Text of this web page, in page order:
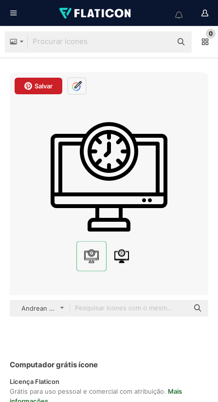
0
Salvar
Andrean Prabowo Detailed Outline
Computador grátis ícone
Licença Flaticon
Grátis para uso pessoal e comercial com atribuição. Mais